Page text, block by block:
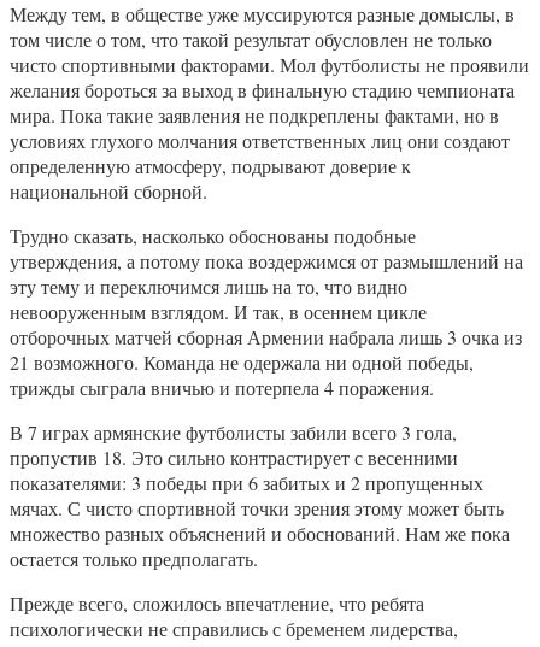
Между тем, в обществе уже муссируются разные домыслы, в
том числе о том, что такой результат обусловлен не только
чисто спортивными факторами. Мол футболисты не проявили
желания бороться за выход в финальную стадию чемпионата
мира. Пока такие заявления не подкреплены фактами, но в
условиях глухого молчания ответственных лиц они создают
определенную атмосферу, подрывают доверие к
национальной сборной.
Трудно сказать, насколько обоснованы подобные
утверждения, а потому пока воздержимся от размышлений на
эту тему и переключимся лишь на то, что видно
невооруженным взглядом. И так, в осеннем цикле
отборочных матчей сборная Армении набрала лишь 3 очка из
21 возможного. Команда не одержала ни одной победы,
трижды сыграла вничью и потерпела 4 поражения.
В 7 играх армянские футболисты забили всего 3 гола,
пропустив 18. Это сильно контрастирует с весенними
показателями: 3 победы при 6 забитых и 2 пропущенных
мячах. С чисто спортивной точки зрения этому может быть
множество разных объяснений и обоснований. Нам же пока
остается только предполагать.
Прежде всего, сложилось впечатление, что ребята
психологически не справились с бременем лидерства,